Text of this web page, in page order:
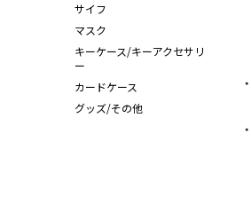
サイフ
マスク
キーケース/キーアクセサリ
ー
カードケース
グッズ/その他